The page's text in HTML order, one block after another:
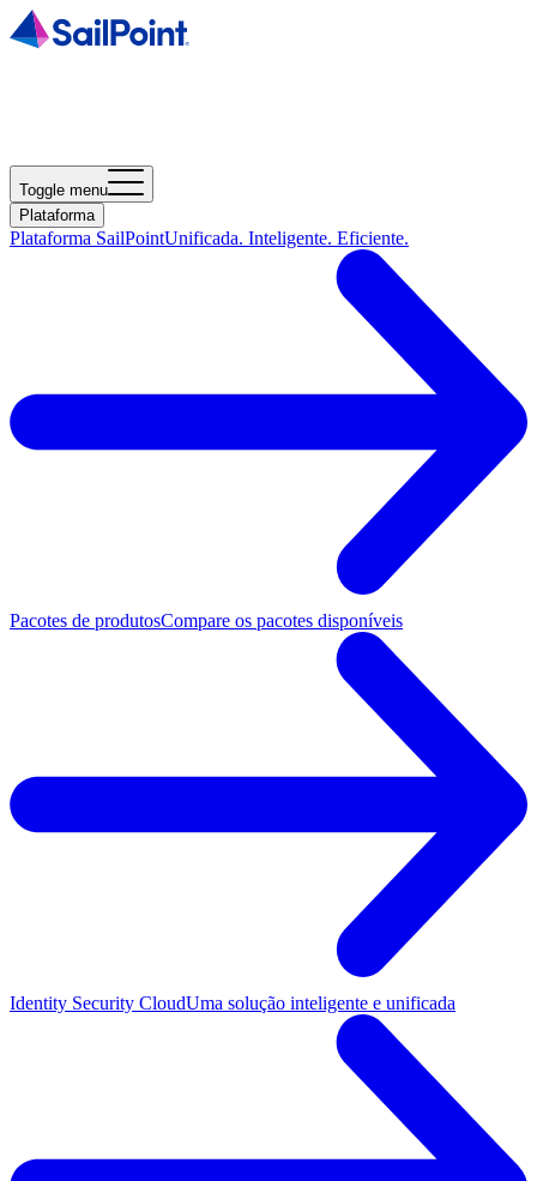
Toggle menu
Plataforma
Plataforma SailPointUnificada. Inteligente. Eficiente.
Pacotes de produtosCompare os pacotes disponíveis
Identity Security CloudUma solução inteligente e unificada